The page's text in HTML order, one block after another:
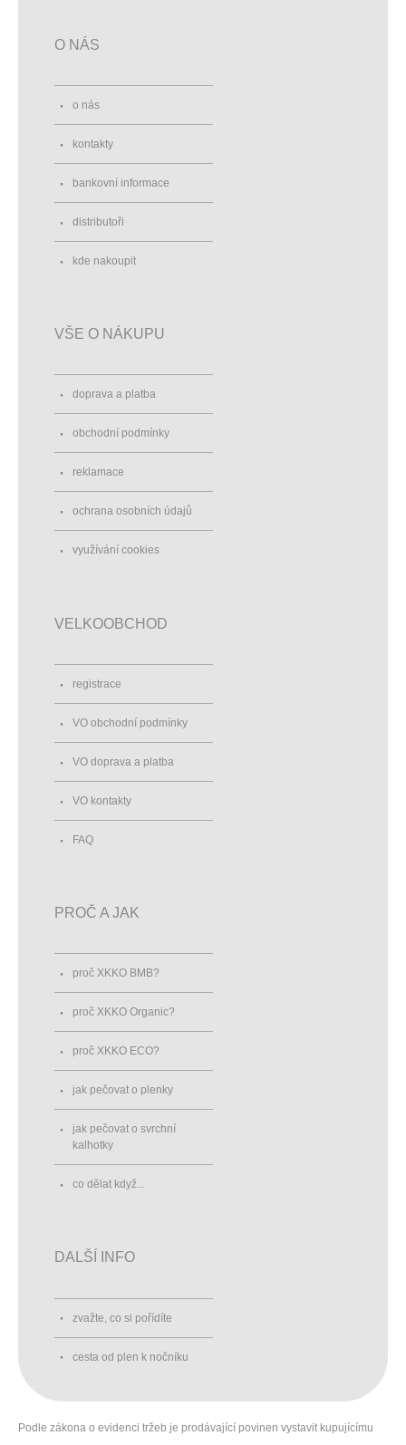
O NÁS
o nás
kontakty
bankovní informace
distributoři
kde nakoupit
VŠE O NÁKUPU
doprava a platba
obchodní podmínky
reklamace
ochrana osobních údajů
využívání cookies
VELKOOBCHOD
registrace
VO obchodní podmínky
VO doprava a platba
VO kontakty
FAQ
PROČ A JAK
proč XKKO BMB?
proč XKKO Organic?
proč XKKO ECO?
jak pečovat o plenky
jak pečovat o svrchní
kalhotky
co dělat když...
DALŠÍ INFO
zvažte, co si pořídíte
cesta od plen k nočníku
Podle zákona o evidenci tržeb je prodávající povinen vystavit kupujícímu